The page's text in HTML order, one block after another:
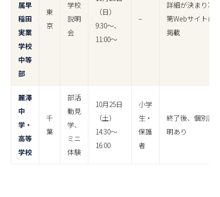
属早
稲田
実業
学校
中等
部
東
京
学校
説明
会
（日）
9:30～、
11:00～
–
詳細が決まり次
第Webサイトに
掲載
麗澤
中
学・
高等
学校
千
葉
部活
動見
学、
ミニ
体験
10月25日
（土）
14:30～
16:00
小学
生・
保護
者
終了後、個別説
明あり